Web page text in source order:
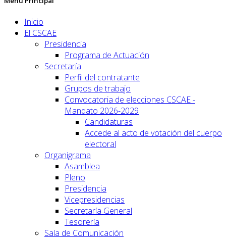
Inicio
El CSCAE
Presidencia
Programa de Actuación
Secretaría
Perfil del contratante
Grupos de trabajo
Convocatoria de elecciones CSCAE -
Mandato 2026-2029
Candidaturas
Accede al acto de votación del cuerpo
electoral
Organigrama
Asamblea
Pleno
Presidencia
Vicepresidencias
Secretaría General
Tesorería
Sala de Comunicación